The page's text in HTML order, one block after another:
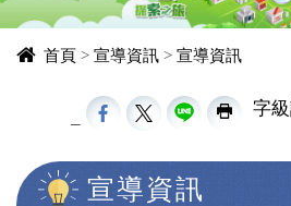
首頁 > 宣導資訊 > 宣導資訊
字級
宣導資訊